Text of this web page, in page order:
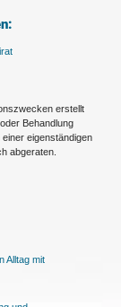
erstellt
Behandlung
eigenständigen
abgeraten.
Alltag mit